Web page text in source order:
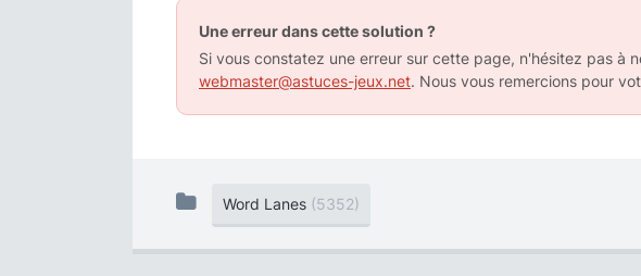
Une erreur dans cette solution ?
Si vous constatez une erreur sur cette page, n'hésitez pas à
webmaster@astuces-jeux.net. Nous vous remercions pour
Word Lanes (5352)